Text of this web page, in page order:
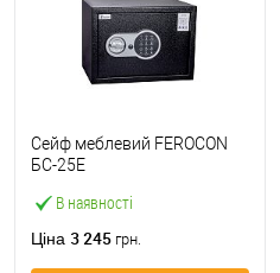
В наявності
Сейф меблевий FEROCON
БС-25Е
Ціна 3 245 грн.